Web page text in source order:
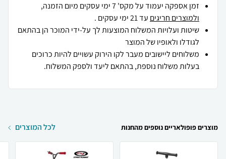
זמן אספקה יעמוד על מקס' 7 ימי עסקים מיום הזמנה,
ולמוצרים חריגים עד 21 ימי עסקים .
שיטות ועלויות המשלוח המוצעות לך על-ידי המוכר הן בהתאם
לגודלו ולאופיו של המוצר
משלוחים ליישובים מעבר לקו הירוק עשויים להיות כרוכים
בעלות משלוח נוספת, בהתאם ליעד ולספק המשלוח.
מוצרים פופולאריים נוספים מהחנות לכל המוצרים